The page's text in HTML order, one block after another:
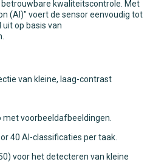
kwaliteitscontrole. Met
(AI)" voert de sensor eenvoudig tot
op basis van
van kleine, laag-contrast
met voorbeeldafbeeldingen.
40 AI-classificaties per taak.
voor het detecteren van kleine